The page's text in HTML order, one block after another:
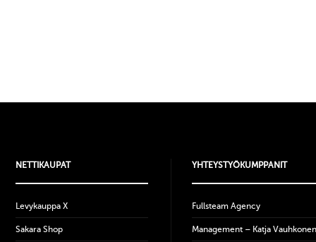
NETTIKAUPAT
Levykauppa X
Sakara Shop
YHTEYSTYÖKUMPPANIT
Fullsteam Agency
Management – Katja Vauhkonen